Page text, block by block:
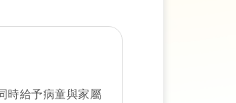
時給予病童與家屬